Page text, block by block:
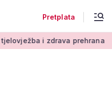
Pretplata
prehrana za umirovljenike